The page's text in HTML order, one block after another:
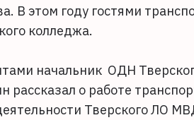
В этом году гостями
колледжа.
начальник ОДН
о работе
Тверского ЛО